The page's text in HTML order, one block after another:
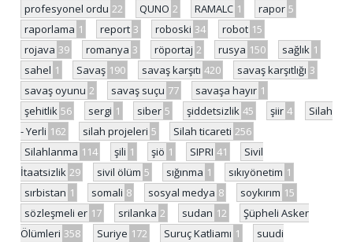
profesyonel ordu 22 QUNO 2 RAMALC 1 rapor 5
raporlama 1 report 3 roboski 34 robot 15
rojava 39 romanya 3 röportaj 2 rusya 150 sağlık 1
sahel 1 Savaş 190 savaş karşıtı 420 savaş karşıtlığı 3
savaş oyunu 2 savaş suçu 77 savaşa hayır 1
şehitlik 56 sergi 1 siber 5 şiddetsizlik 45 şiir 4
Silah
- Yerli 162 silah projeleri 5 Silah ticareti 256
Silahlanma 114 şili 1 şiö 1 SIPRI 41
Sivil
İtaatsizlik 29 sivil ölüm 5 sığınma 1 sıkıyönetim 1
sırbistan 1 somali 8 sosyal medya 8 soykırım 15
sözleşmeli er 17 srilanka 2 sudan 12
Şüpheli Asker
Ölümleri 358 Suriye 172 Suruç Katliamı 1
suudi